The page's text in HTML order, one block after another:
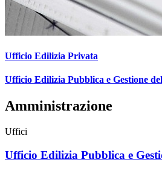
Ufficio Edilizia Privata
Ufficio Edilizia Pubblica e Gestione
Amministrazione
Uffici
Ufficio Edilizia Pubblica e